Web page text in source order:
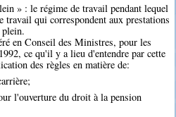
» : le régime de travail pendant lequel
travail qui correspondent aux prestations
en Conseil des Ministres, pour les
ce qu'il y a lieu d'entendre par cette
des règles en matière de:
l'ouverture du droit à la pension